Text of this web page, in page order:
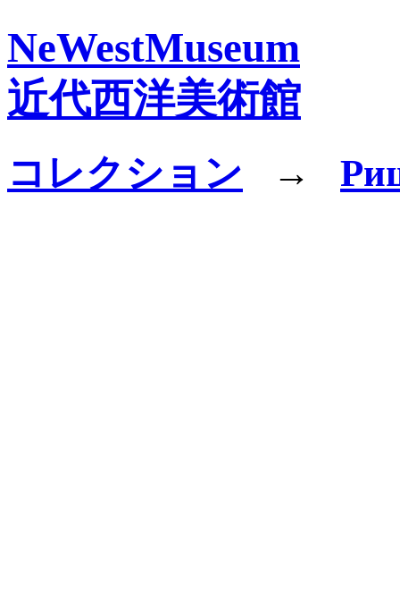
NeWestMuseum
近代西洋美術館
コレクション →